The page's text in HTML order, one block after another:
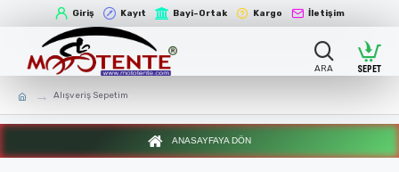
Giriş Kayıt Bayi-Ortak Kargo İletişim
Alışveriş Sepetim
ANASAYFAYA DÖN